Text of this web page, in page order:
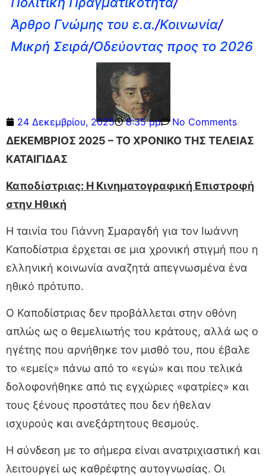
Άρθρο Γνώμης του ε.α./Κοινωνία/
Μικρή Σειρά/Οδεύοντας προς το 2026
24 Δεκεμβρίου, 2025 8:35 μμ No Comments
ΔΕΚΕΜΒΡΙΟΣ 2025 – ΤΟ ΧΡΟΝΙΚΟ ΤΗΣ ΤΕΛΕΙΑΣ
ΚΑΤΑΙΓΙΔΑΣ
Καποδίστριας: Η Κινηματογραφική Επιστροφή
στην Ηθική
Η ταινία του Γιάννη Σμαραγδή για τον Ιωάννη
Καποδίστρια έρχεται σε μια χρονική στιγμή που η
ελληνική κοινωνία αναζητά απεγνωσμένα ένα
ηθικό πρότυπο.
Ο Καποδίστριας δεν προβάλλεται στην οθόνη
απλώς ως ο θεμελιωτής του κράτους, αλλά ως ο
ηγέτης που αρνήθηκε τον μισθό του, που έβαλε
το «εμείς» πάνω από το «εγώ» και που τελικά
δολοφονήθηκε από τις εγχώριες «φατρίες» και
τους ξένους προστάτες που δεν ήθελαν
ισχυρούς και ανεξάρτητους θεσμούς.
Η σύνδεση με το σήμερα είναι ανατριχιαστική και
λειτουργεί ως καθρέφτης αυτογνωσίας. Οι